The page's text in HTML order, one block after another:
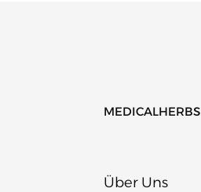
MEDICALHERBS
Über Uns